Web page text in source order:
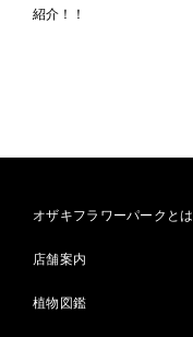
紹介！！
オザキフラワーパークとは
店舗案内
植物図鑑